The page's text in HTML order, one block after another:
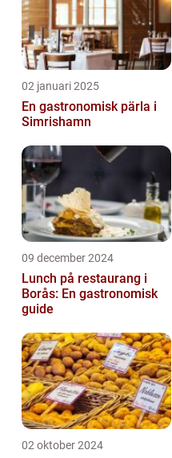
02 januari 2025
En gastronomisk pärla i
Simrishamn
09 december 2024
Lunch på restaurang i
Borås: En gastronomisk
guide
02 oktober 2024